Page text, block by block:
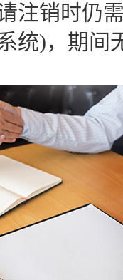
注销时仍
统)，期间